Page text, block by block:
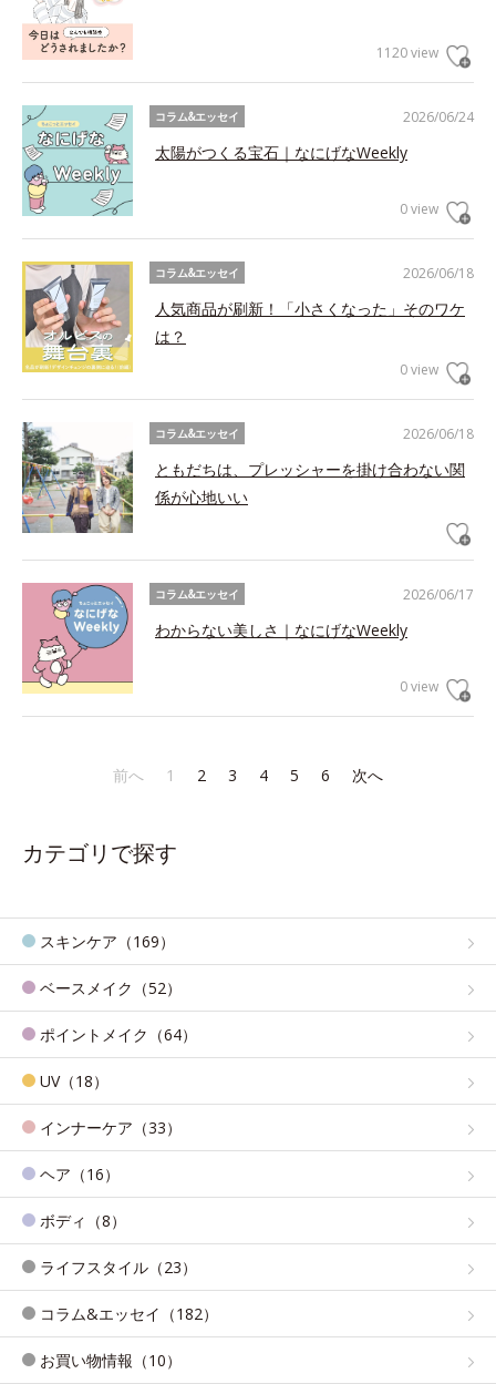
1120 view
2026/06/24
コラム&エッセイ
太陽がつくる宝石｜なにげなWeekly
0 view
2026/06/18
コラム&エッセイ
人気商品が刷新！「小さくなった」そのワケ
は？
0 view
2026/06/18
コラム&エッセイ
ともだちは、プレッシャーを掛け合わない関
係が心地いい
2026/06/17
コラム&エッセイ
わからない美しさ｜なにげなWeekly
0 view
前へ 1 2 3 4 5 6 次へ
カテゴリで探す
スキンケア（169）
ベースメイク（52）
ポイントメイク（64）
UV（18）
インナーケア（33）
ヘア（16）
ボディ（8）
ライフスタイル（23）
コラム&エッセイ（182）
お買い物情報（10）